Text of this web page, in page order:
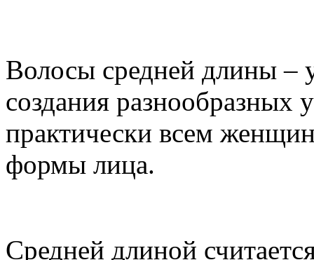
Волосы средней длины –
создания разнообразных
практически всем
формы лица.
Средней длиной